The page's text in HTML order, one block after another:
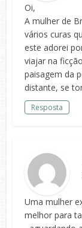
Oi,
A mulher de
vários curas
este adorei
viajar na
paisagem da
distante, se
Resposta
Uma mulher
melhor para